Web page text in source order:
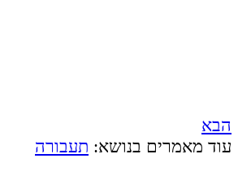
הבא
עוד מאמרים בנושא: תעבורה